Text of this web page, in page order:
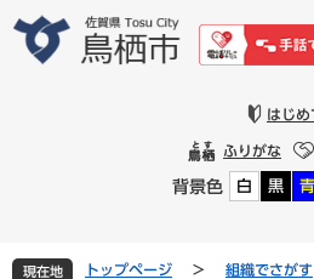
文
はじめ
ふりがな
背景色 白 黒 青
現在地 トップページ > 組織でさがす